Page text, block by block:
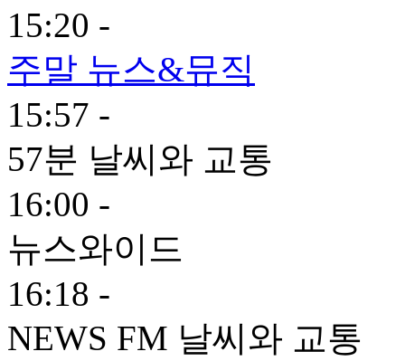
15:20 -
주말 뉴스&뮤직
15:57 -
57분 날씨와 교통
16:00 -
뉴스와이드
16:18 -
NEWS FM 날씨와 교통